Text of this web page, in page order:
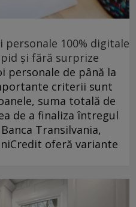
personale 100% digitale
și fără surprize
personale de până la
criterii sunt
suma totală de
de a finaliza întregul
Transilvania,
oferă variante